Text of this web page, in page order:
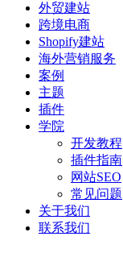
外贸建站
跨境电商
Shopify建站
海外营销服务
案例
主题
插件
学院
开发教程
插件指南
网站SEO
常见问题
关于我们
联系我们